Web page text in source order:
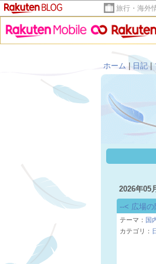
旅行・海外
ホーム | 日記|
2026年05
--< 広場
テーマ： 国
カテゴリ：